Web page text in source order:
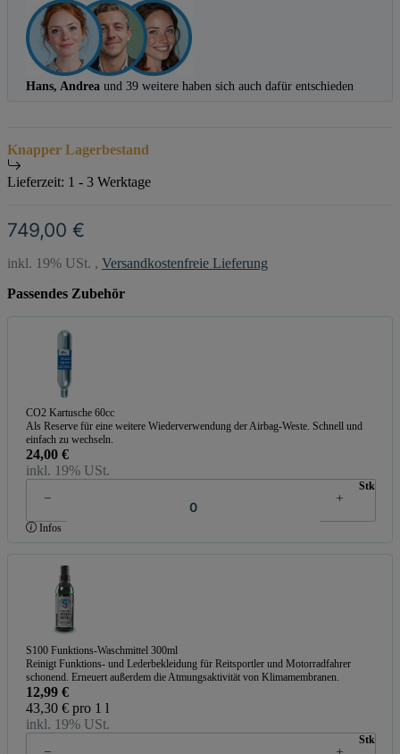
Hans, Andrea und 39 weitere haben sich auch dafür entschieden
Knapper Lagerbestand
Lieferzeit: 1 - 3 Werktage
749,00 €
inkl. 19% USt. , Versandkostenfreie Lieferung
Passendes Zubehör
CO2 Kartusche 60cc
Als Reserve für eine weitere Wiederverwendung der Airbag-Weste. Schnell und
einfach zu wechseln.
24,00 €
inkl. 19% USt.
Stk
Infos
S100 Funktions-Waschmittel 300ml
Reinigt Funktions- und Lederbekleidung für Reitsportler und Motorradfahrer
schonend. Erneuert außerdem die Atmungsaktivität von Klimamembranen.
12,99 €
43,30 € pro 1 l
inkl. 19% USt.
Stk